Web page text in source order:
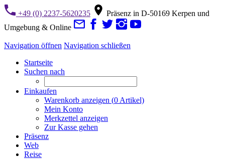
+49 (0) 2237-5620235
Präsenz in D-50169 Kerpen und
Umgebung & Online
Navigation öffnen Navigation schließen
Startseite
Suchen nach
Einkaufen
Warenkorb anzeigen (0 Artikel)
Mein Konto
Merkzettel anzeigen
Zur Kasse gehen
Präsenz
Web
Reise